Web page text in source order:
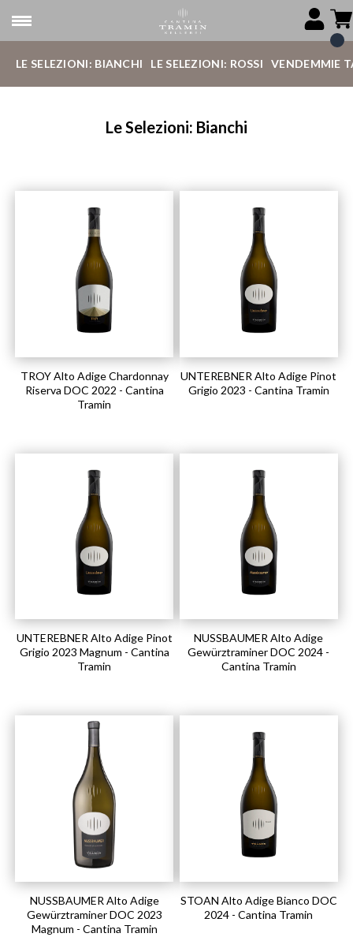
LE SELEZIONI: BIANCHI LE SELEZIONI: ROSSI VENDEMMIE
Le Selezioni: Bianchi
TROY Alto Adige Chardonnay
Riserva DOC 2022 - Cantina
Tramin
UNTEREBNER Alto Adige Pinot
Grigio 2023 - Cantina Tramin
UNTEREBNER Alto Adige Pinot
Grigio 2023 Magnum - Cantina
Tramin
NUSSBAUMER Alto Adige
Gewürztraminer DOC 2024 -
Cantina Tramin
NUSSBAUMER Alto Adige
Gewürztraminer DOC 2023
Magnum - Cantina Tramin
STOAN Alto Adige Bianco DOC
2024 - Cantina Tramin